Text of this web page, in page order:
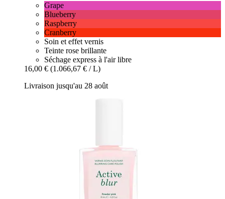
Grape
Blueberry
Raspberry
Cranberry
Soin et effet vernis
Teinte rose brillante
Séchage express à l'air libre
16,00 € (1.066,67 € / L)
Livraison jusqu'au 28 août